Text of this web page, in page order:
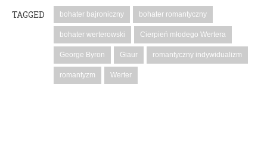
TAGGED bohater bajroniczny bohater romantyczny
bohater werterowski Cierpień młodego Wertera
George Byron Giaur romantyczny indywidualizm
romantyzm Werter